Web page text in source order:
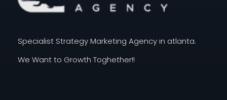
Specialist Strategy Marketing Agency in atlanta.
We Want to Growth Toghether!!